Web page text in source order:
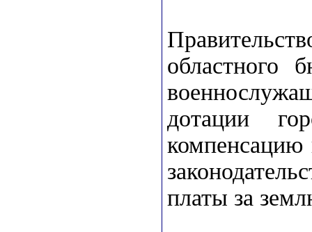
областного
дотации
компенсацию
платы за